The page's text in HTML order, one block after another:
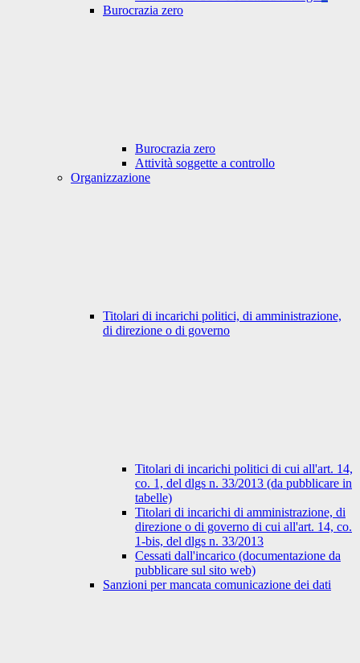
Burocrazia zero
Burocrazia zero
Attività soggette a controllo
Organizzazione
Titolari di incarichi politici, di amministrazione,
di direzione o di governo
Titolari di incarichi politici di cui all'art. 14,
co. 1, del dlgs n. 33/2013 (da pubblicare in
tabelle)
Titolari di incarichi di amministrazione, di
direzione o di governo di cui all'art. 14, co.
1-bis, del dlgs n. 33/2013
Cessati dall'incarico (documentazione da
pubblicare sul sito web)
Sanzioni per mancata comunicazione dei dati